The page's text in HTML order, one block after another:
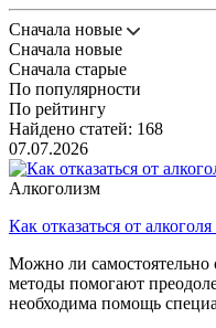
Сначала новые
Сначала новые
Сначала старые
По популярности
По рейтингу
Найдено статей: 168
07.07.2026
Алкоголизм
Как отказаться от
Можно ли самостоятельно
методы помогают
необходима помощь